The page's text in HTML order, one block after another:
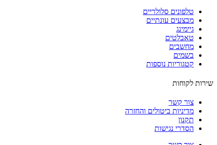
טלפונים סלולריים
מבצעים עונתיים
גיימינג
טאבלטים
מחשבים
בשמים
קטגוריות נוספות
לקוחות
צור קשר
מדיניות ביטולים והחזרה
תקנון
הסדרי נגישות